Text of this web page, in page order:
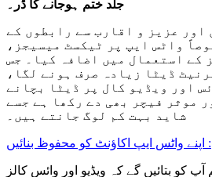
جلد ختم ہوجانے کا ڈر۔
اور عزیز و اقارب سے رابطوں کے
واٹس ایپ پر ٹیکسٹ میسیجز،
کے استعمال میں اضافہ کیا۔ جس
ڈیٹا زیادہ صرف ہونے لگا،
اور ویڈیو کال پر ڈیٹا بچانے
موثر فیچر بھی دے رکھا ہے جسے
شاید بہت کم لوگ جانتے ہیں۔
اپنے واٹس ایپ اکاؤنٹ کو محفوظ بنائیں
کو بتائیں گے کہ ویڈیو اور وائس کالز